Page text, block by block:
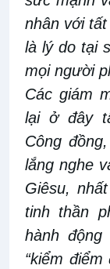
nhân với
là lý do tại
mọi người
Các giám
lại ở đây
Công
lắng nghe
Giêsu,
tinh thần
hành
“kiểm